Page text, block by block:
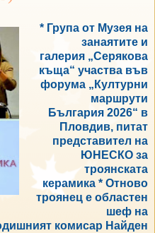
* Група от Музея на
занаятите и
галерия „Серякова
къща“ участва във
форума „Културни
маршрути
България 2026“ в
Пловдив, питат
представител на
ЮНЕСКО за
троянската
керамика * Отново
троянец е областен
шеф на
комисар Найден